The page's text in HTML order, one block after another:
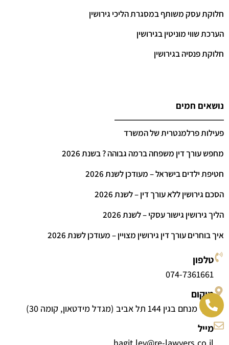
חלוקת עסק משותף במסגרת הליכי גירושין
הערכת שווי מוניטין בגירושין
חלוקת פנסיה בגירושין
נושאים חמים
פעילות פרלמנטרית של המשרד
מחפש עורך דין משפחה ברמה גבוהה ? בשנת 2026
חטיפת ילדים בישראל – מעודכן לשנת 2026
הסכם גירושין ללא עורך דין – לשנת 2026
הליך גירושין גישור עסקי – לשנת 2026
איך בוחרים עורך דין גירושין מצויין – מעודכן לשנת 2026
טלפון
074-7361661
מיקום
דרך מנחם בגין 144 תל אביב (מגדל מידטאון, קומה 30)
מייל
hagit.lev@re-lawyers.co.il